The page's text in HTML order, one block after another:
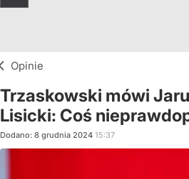
Opinie
Trzaskowski mówi
Lisicki: Coś
Dodano: 8 grudnia 2024 15:37